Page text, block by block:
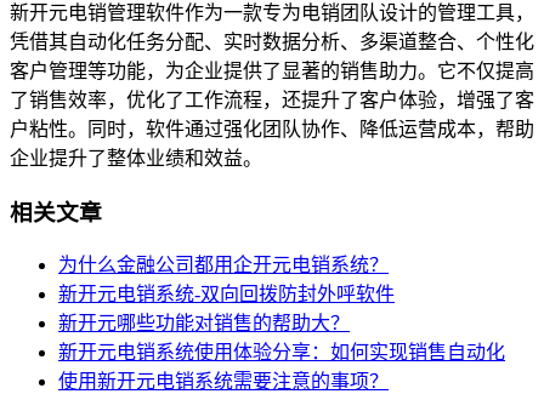
新开元电销管理软件作为一款专为电销团队设计的管理工具，
凭借其自动化任务分配、实时数据分析、多渠道整合、个性化
客户管理等功能，为企业提供了显著的销售助力。它不仅提高
了销售效率，优化了工作流程，还提升了客户体验，增强了客
户粘性。同时，软件通过强化团队协作、降低运营成本，帮助
企业提升了整体业绩和效益。
相关文章
为什么金融公司都用企开元电销系统？
新开元电销系统-双向回拨防封外呼软件
新开元哪些功能对销售的帮助大？
新开元电销系统使用体验分享：如何实现销售自动化
使用新开元电销系统需要注意的事项？